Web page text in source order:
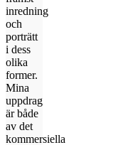
inredning
och
porträtt
i dess
olika
former.
Mina
uppdrag
är både
av det
kommersiella